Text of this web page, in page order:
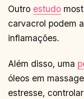
Outro estudo
carvacrol podem
inflamações.
Além disso, uma
óleos em
estresse,